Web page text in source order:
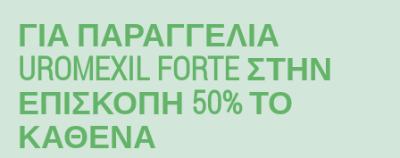
ΓΙΑ ΠΑΡΑΓΓΕΛΊΑ
UROMEXIL FORTE ΣΤΗΝ
ΕΠΙΣΚΟΠΉ 50% ΤΟ
ΚΑΘΈΝΑ